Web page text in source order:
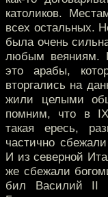
католиков.
всех остальных.
была очень
любым веяниям.
это арабы,
вторгались на
жили целыми
помним, что в
такая ересь,
частично
И из северной
же сбежали
бил Василий II